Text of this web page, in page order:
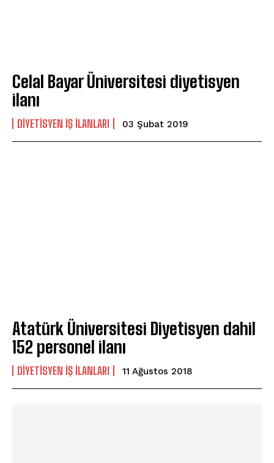
Celal Bayar Üniversitesi diyetisyen
ilanı
DIYETISYEN IŞ ILANLARI 03 Şubat 2019
Atatürk Üniversitesi Diyetisyen dahil
152 personel ilanı
DIYETISYEN İŞ İLANLARI 11 Ağustos 2018